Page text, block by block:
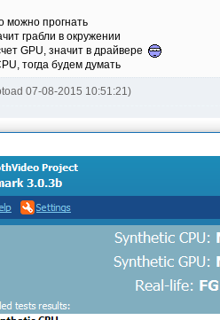
можно прогнать
грабли в окружении
GPU, значит в драйвере
тогда будем думать
07-08-2015 10:51:21)